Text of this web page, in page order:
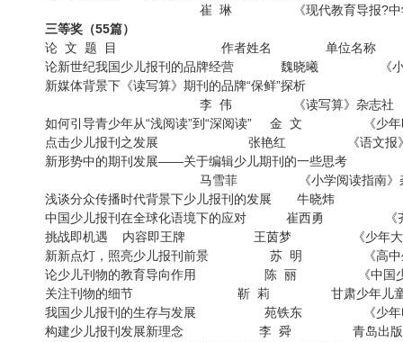
崔 琳 《现代教育导报?中学版
三等奖（55篇）
论 文 题 目 作者姓名 单位名称
论新世纪我国少儿报刊的品牌经营 魏晓曦 《
新媒体背景下《读写算》期刊的品牌“保鲜”探析
李 伟 《读写算》杂志
如何引导青少年从“浅阅读”到“深阅读” 金 文 《少
点击少儿报刊之发展 张艳红 《语
新形势中的期刊发展——关于编辑少儿期刊的一些思考
马雪菲 《小学阅读指南》杂
浅谈分众传播时代背景下少儿报刊的发展 牛晓炜
中国少儿报刊在全球化语境下的应对 崔西勇
挑战即机遇 内容即王牌 王茵梦 《少年大
新新点灯，照亮少儿报刊前景 苏 明 《高
论少儿刊物的教育导向作用 陈 丽 《中国少
关注刊物的细节 靳 莉 甘肃少年儿
我国少儿报刊的生存与发展 苑铁东 《少年电
构建少儿报刊发展新理念 李 舜 青岛出版社